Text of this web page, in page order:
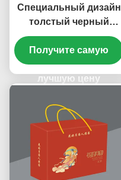
Специальный дизайн
толстый черный
гофрированный
пластик 4X8
картонный лист
Получите самую
лучшую цену